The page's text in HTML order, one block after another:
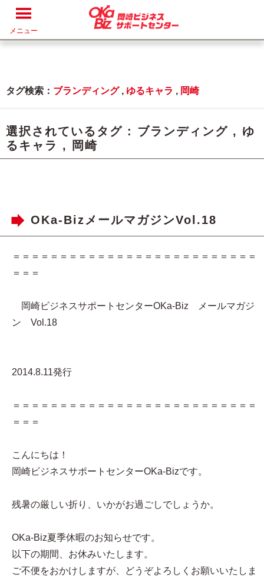
メニュー
タグ検索： ブランディング, ゆるキャラ , 岡崎
選択されているタグ : ブランディング , ゆ
るキャラ , 岡崎
OKa-BizメールマガジンVol.18
＝＝＝＝＝＝＝＝＝＝＝＝＝＝＝＝＝＝＝＝＝＝＝＝＝＝
＝＝＝
岡崎ビジネスサポートセンターOKa-Biz メールマガジ
ン Vol.18
2014.8.11発行
＝＝＝＝＝＝＝＝＝＝＝＝＝＝＝＝＝＝＝＝＝＝＝＝＝＝
＝＝＝
こんにちは！
岡崎ビジネスサポートセンターOKa-Bizです。
残暑の厳しい折り、いかがお過ごしでしょうか。
OKa-Biz夏季休暇のお知らせです。
以下の期間、お休みいたします。
ご不便をおかけしますが、どうぞよろしくお願いいたしま